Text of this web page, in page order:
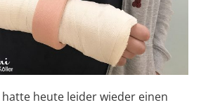
heute leider wieder einen